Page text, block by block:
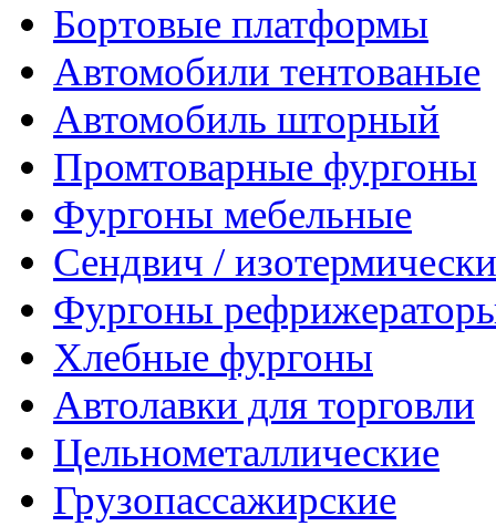
Бортовые платформы
Автомобили тентованые
Автомобиль шторный
Промтоварные фургоны
Фургоны мебельные
Сендвич /
Фургоны
Хлебные фургоны
Автолавки для торговли
Цельнометаллические
Грузопассажирские